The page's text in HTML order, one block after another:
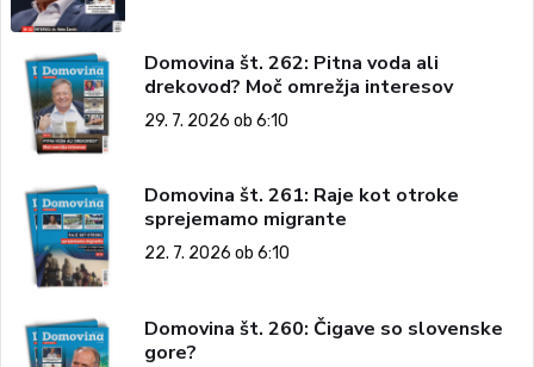
Domovina št. 262: Pitna voda ali
drekovod? Moč omrežja interesov
29. 7. 2026 ob 6:10
Domovina št. 261: Raje kot otroke
sprejemamo migrante
22. 7. 2026 ob 6:10
Domovina št. 260: Čigave so slovenske
gore?